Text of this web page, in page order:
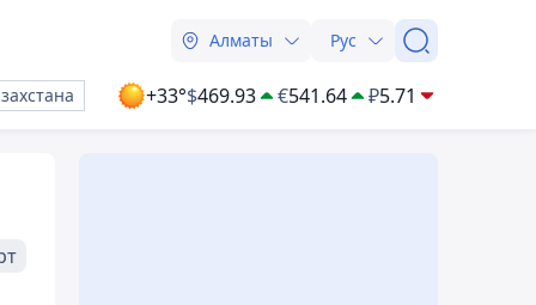
Алматы Рус
+33°$469.93 €541.64 ₽5.71